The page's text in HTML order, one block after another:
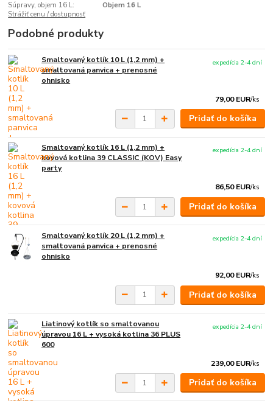
Súpravy, objem 16 L:
Objem 16 L
Strážiť cenu / dostupnosť
Podobné produkty
Smaltovaný kotlík 10 L (1,2 mm) +
smaltovaná panvica + prenosné
ohnisko
79,00 EUR/ks
expedícia 2-4 dní
Pridať do košíka
Smaltovaný kotlík 16 L (1,2 mm) +
kovová kotlina 39 CLASSIC (KOV) Easy
party
86,50 EUR/ks
expedícia 2-4 dní
Pridať do košíka
Smaltovaný kotlík 20 L (1,2 mm) +
smaltovaná panvica + prenosné
ohnisko
92,00 EUR/ks
expedícia 2-4 dní
Pridať do košíka
Liatinový kotlík so smaltovanou
úpravou 16 L + vysoká kotlina 36 PLUS
600
239,00 EUR/ks
expedícia 2-4 dní
Pridať do košíka